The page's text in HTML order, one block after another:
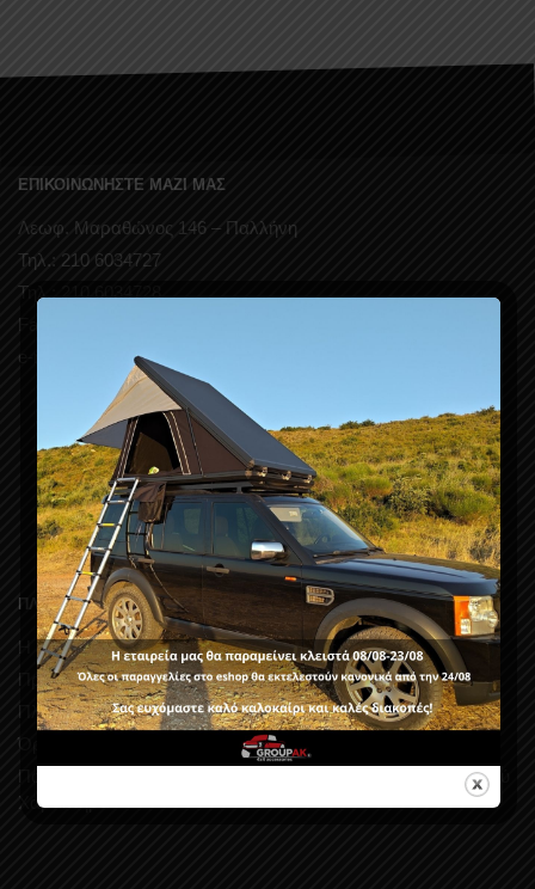
ΕΠΙΚΟΙΝΩΝΗΣΤΕ ΜΑΖΙ ΜΑΣ
Λεωφ. Μαραθώνος 146 – Παλλήνη
Τηλ.: 210 6034727
Τηλ.: 210 6034728
Fax: 210 6033920
e-mail: info@groupak.gr
ΠΛΗΡΟΦΟΡΙΕΣ
Η εταιρεία μας
Προσφορές
Πληροφορίες Παράδοσης
Όροι Χρήσης
Πολιτική Απορρήτου και Προστασίας Δεδομένων Προσωπικού
Χαρακτήρα